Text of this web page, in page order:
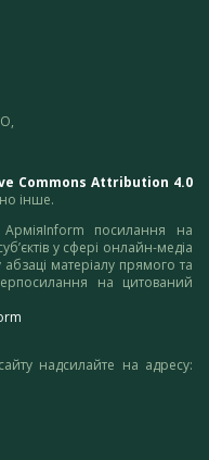
Commons Attribution 4.0
інше.
посилання на
у сфері онлайн-медіа
матеріалу прямого та
на цитований
надсилайте на адресу: